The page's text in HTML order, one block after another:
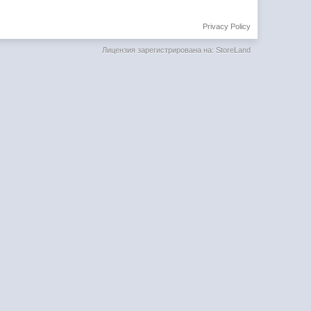
Privacy Policy
Лицензия зарегистрирована на: StoreLand